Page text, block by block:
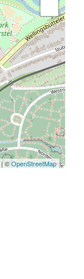
| ©OpenStreetMap